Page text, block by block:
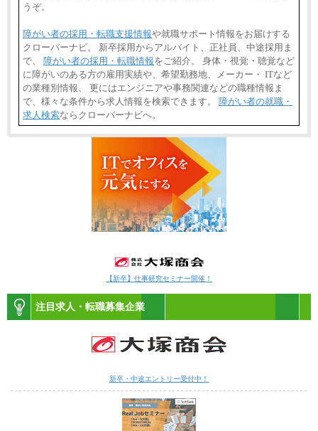
うぞ。
障がい者の採用・転職支援情報や就職サポート情報をお届けする
クローバーナビ。 新卒採用からアルバイト、正社員、中途採用ま
で、 障がい者の採用・転職情報をご紹介。 身体・視覚・聴覚など
に障がいのある方の雇用実績や、希望勤務地、メーカー・ ITなど
の業種別情報、 更にはエンジニアや事務関連などの職種情報ま
で、様々な条件から求人情報を検索できます。 障がい者の就職・
求人検索ならクローバーナビへ。
【新卒】仕事研究セミナー開催！
注目求人・転職募集企業
新卒・中途エントリー受付中！